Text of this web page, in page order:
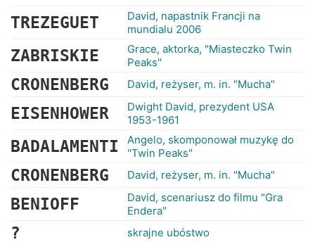
TREZEGUET
David, napastnik Francji na
mundialu 2006
ZABRISKIE
Grace, aktorka, "Miasteczko Twin
Peaks"
CRONENBERG David, reżyser, m. in. "Mucha"
EISENHOWER
Dwight David, prezydent USA
1953-1961
BADALAMENTI
Angelo, skomponował muzykę do
"Twin Peaks"
CRONENBERG David, reżyser, m. in. "Mucha"
BENIOFF
David, scenariusz do filmu "Gra
Endera"
? skrajne ubóstwo